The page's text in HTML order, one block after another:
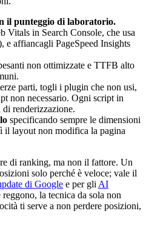
il punteggio di laboratorio.
Vitals in Search Console, che usa
e affiancagli PageSpeed Insights
non ottimizzate e TTFB alto
parti, togli i plugin che non usi,
non necessario. Ogni script in
renderizzazione.
specificando sempre le dimensioni
il layout non modifica la pagina
di ranking, ma non il fattore. Un
solo perché è veloce; vale il
di Google e per gli AI
reggono, la tecnica da sola non
ti serve a non perdere posizioni,